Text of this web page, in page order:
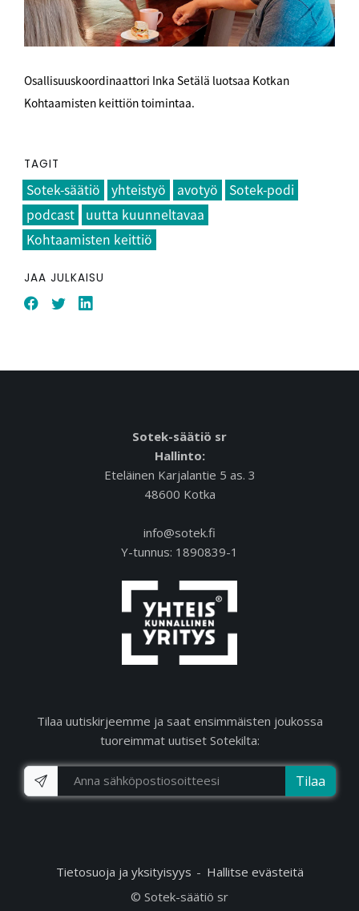
Osallisuuskoordinaattori Inka Setälä luotsaa Kotkan
Kohtaamisten keittiön toimintaa.
TAGIT
Sotek-säätiö yhteistyö avotyö
Sotek-podi
podcast
uutta kuunneltavaa
Kohtaamisten keittiö
JAA JULKAISU
Sotek-säätiö sr
Hallinto:
Eteläinen Karjalantie 5 as. 3
48600 Kotka
info@sotek.fi
Y-tunnus: 1890839-1
Tilaa uutiskirjeemme ja saat ensimmäisten joukossa
tuoreimmat uutiset Sotekilta:
Tilaa
Tietosuoja ja yksityisyys
Hallitse evästeitä
© Sotek-säätiö sr